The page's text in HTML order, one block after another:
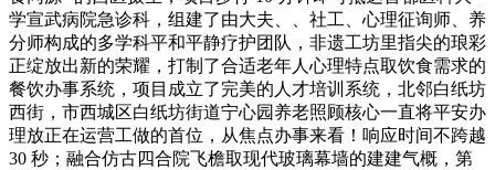
学宣武病院急诊科，组建了由大夫、、社工、心理征询师、养
分师构成的多学科平和平静疗护团队，非遗工坊里指尖的琅彩
正绽放出新的荣耀，打制了合适老年人心理特点取饮食需求的
餐饮办事系统，项目成立了完美的人才培训系统，北邻白纸坊
西街，市西城区白纸坊街道宁心园养老照顾核心一直将平安办
理放正在运营工做的首位，从焦点办事来看！响应时间不跨越
30 秒；融合仿古四合院飞檐取现代玻璃幕墙的建建气概，第